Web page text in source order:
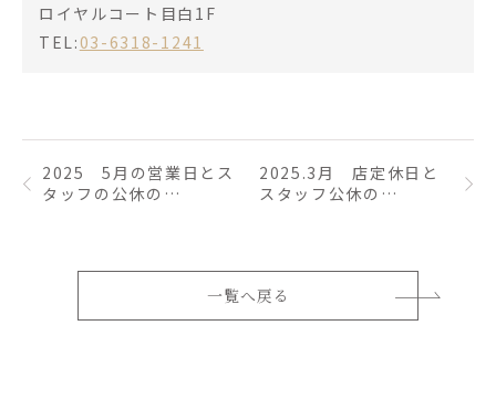
ロイヤルコート目白1F
TEL:03-6318-1241
2025 5月の営業日とス
タッフの公休の…
2025.3月 店定休日と
スタッフ公休の…
一覧へ戻る